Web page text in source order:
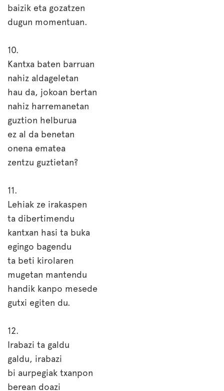
baizik eta gozatzen
dugun momentuan.
10.
Kantxa baten barruan
nahiz aldageletan
hau da, jokoan bertan
nahiz harremanetan
guztion helburua
ez al da benetan
onena ematea
zentzu guztietan?
11.
Lehiak ze irakaspen
ta dibertimendu
kantxan hasi ta buka
egingo bagendu
ta beti kirolaren
mugetan mantendu
handik kanpo mesede
gutxi egiten du.
12.
Irabazi ta galdu
galdu, irabazi
bi aurpegiak txanpon
berean doazi